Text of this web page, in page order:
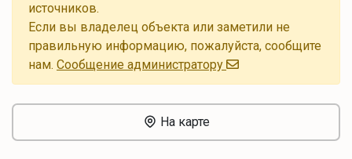
источников.
Если вы владелец объекта или заметили не
правильную информацию, пожалуйста, сообщите
нам. Cообщение администратору
На карте